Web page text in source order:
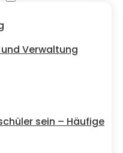
Verwaltung
sein – Häufige